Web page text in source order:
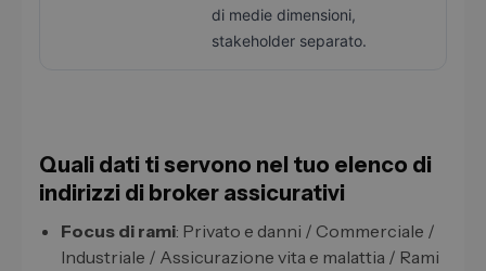
di medie dimensioni,
stakeholder separato.
Quali dati ti servono nel tuo elenco di
indirizzi di broker assicurativi
Focus di rami: Privato e danni / Commerciale /
Industriale / Assicurazione vita e malattia / Rami